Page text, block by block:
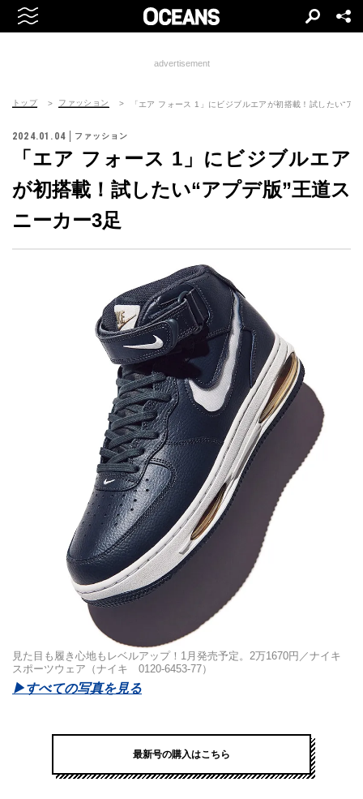
advertisement
トップ ファッション 「エア フォース 1」にビジブルエアが初搭載！試したい“ア
2024.01.04 ファッション
「エア フォース 1」にビジブルエア
が初搭載！試したい“アプデ版”王道ス
ニーカー3足
見た目も履き心地もレベルアップ！1月発売予定。2万1670円／ナイキ
スポーツウェア（ナイキ 0120-6453-77）
▶︎すべての写真を見る
最新号の購入はこちら